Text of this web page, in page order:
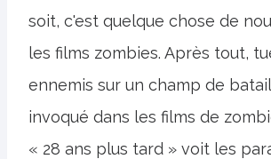
soit, c'est quelque chose de
les films zombies. Après tout,
ennemis sur un champ de
invoqué dans les films de
« 28 ans plus tard » voit les